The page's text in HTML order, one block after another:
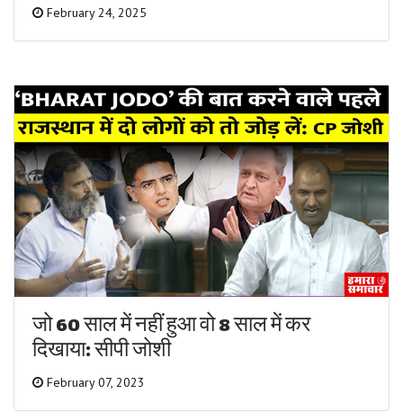
February 24, 2025
जो 60 साल में नहीं हुआ वो 8 साल में कर
दिखाया: सीपी जोशी
February 07, 2023